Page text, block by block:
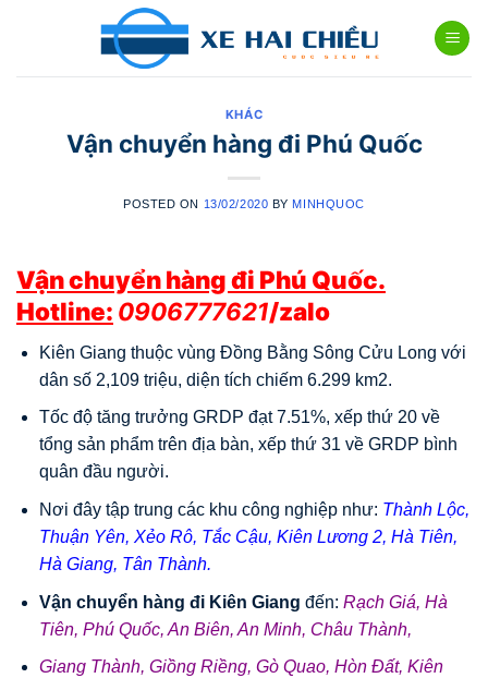
KHÁC
Vận chuyển hàng đi Phú Quốc
POSTED ON 13/02/2020 BY MINHQUOC
Vận chuyển hàng đi Phú Quốc.
Hotline: 0906777621/zalo
Kiên Giang thuộc vùng Đồng Bằng Sông Cửu Long với
dân số 2,109 triệu, diện tích chiếm 6.299 km2.
Tốc độ tăng trưởng GRDP đạt 7.51%, xếp thứ 20 về
tổng sản phẩm trên địa bàn, xếp thứ 31 về GRDP bình
quân đầu người.
Nơi đây tập trung các khu công nghiệp như: Thành Lộc,
Thuận Yên, Xẻo Rô, Tắc Cậu, Kiên Lương 2, Hà Tiên,
Hà Giang, Tân Thành.
Vận chuyển hàng đi Kiên Giang đến: Rạch Giá, Hà
Tiên, Phú Quốc, An Biên, An Minh, Châu Thành,
Giang Thành, Giồng Riềng, Gò Quao, Hòn Đất, Kiên